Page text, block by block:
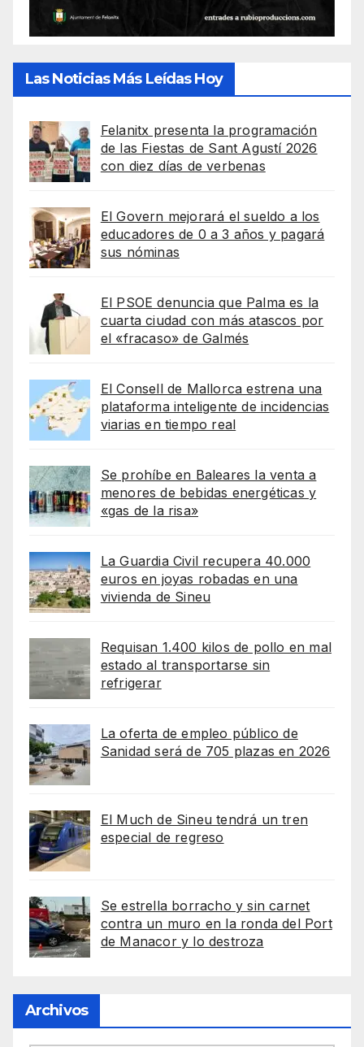
Las Noticias Más Leídas Hoy
Felanitx presenta la programación
de las Fiestas de Sant Agustí 2026
con diez días de verbenas
El Govern mejorará el sueldo a los
educadores de 0 a 3 años y pagará
sus nóminas
El PSOE denuncia que Palma es la
cuarta ciudad con más atascos por
el «fracaso» de Galmés
El Consell de Mallorca estrena una
plataforma inteligente de incidencias
viarias en tiempo real
Se prohíbe en Baleares la venta a
menores de bebidas energéticas y
«gas de la risa»
La Guardia Civil recupera 40.000
euros en joyas robadas en una
vivienda de Sineu
Requisan 1.400 kilos de pollo en mal
estado al transportarse sin
refrigerar
La oferta de empleo público de
Sanidad será de 705 plazas en 2026
El Much de Sineu tendrá un tren
especial de regreso
Se estrella borracho y sin carnet
contra un muro en la ronda del Port
de Manacor y lo destroza
Archivos